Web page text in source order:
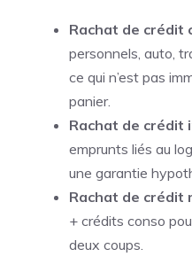
Rachat de crédit
personnels, auto,
ce qui n’est pas
panier.
Rachat de crédit
emprunts liés au
une garantie
Rachat de crédit
+ crédits conso
deux coups.